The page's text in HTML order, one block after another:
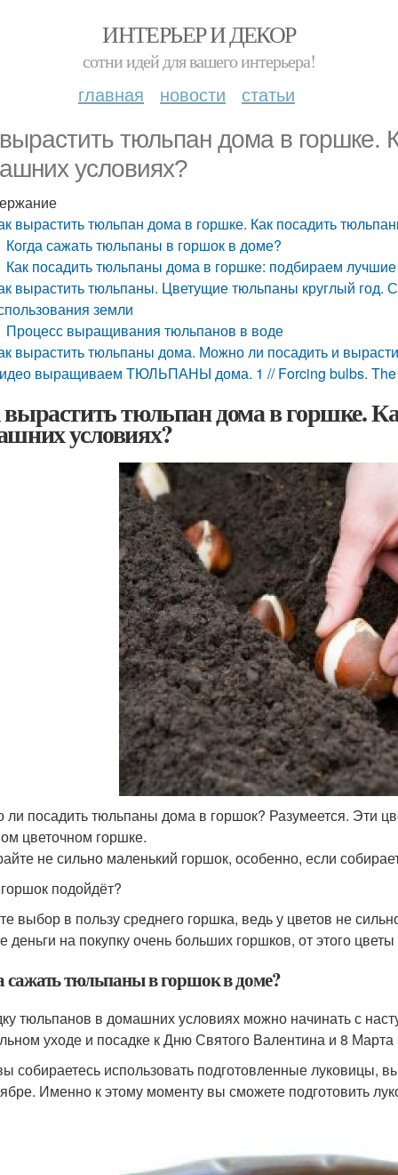
ИНТЕРЬЕР И ДЕКОР
сотни идей для вашего интерьера!
главная новости статьи
тюльпан дома в горшке.
условиях?
вырастить тюльпан дома в горшке. Как посадить
Когда сажать тюльпаны в горшок в доме?
Как посадить тюльпаны дома в горшке: подбираем
вырастить тюльпаны. Цветущие тюльпаны круглый год.
земли
Процесс выращивания тюльпанов в воде
вырастить тюльпаны дома. Можно ли посадить и
выращиваем ТЮЛЬПАНЫ дома. 1 // Forcing bulbs. The
тюльпан дома в горшке.
условиях?
посадить тюльпаны дома в горшок? Разумеется. Эти
цветочном горшке.
не сильно маленький горшок, особенно, если
подойдёт?
выбор в пользу среднего горшка, ведь у цветов не
деньги на покупку очень больших горшков, от этого
сажать тюльпаны в горшок в доме?
тюльпанов в домашних условиях можно начинать с
уходе и посадке к Дню Святого Валентина и 8
собираетесь использовать подготовленные луковицы,
Именно к этому моменту вы сможете подготовить